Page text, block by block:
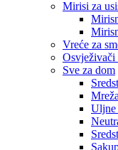
Mirisi za
Vreće za
Osvježivači
Sve za dom
Uljne